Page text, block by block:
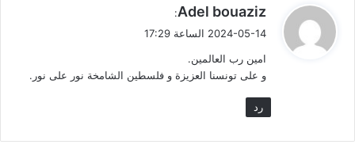
ي
ل
Adel bouaziz
:
2024-05-14 الساعة 17:29
امين رب العالمين.
و على تونسنا العزيزة و فلسطين الشامخة نور على نور.
رد